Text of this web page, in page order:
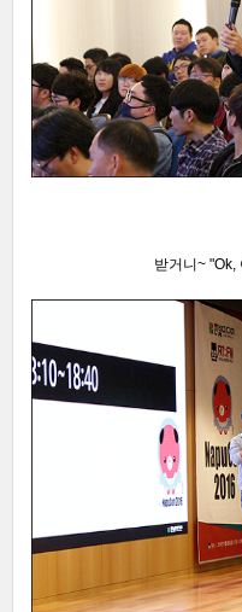
받거니~ "Ok,